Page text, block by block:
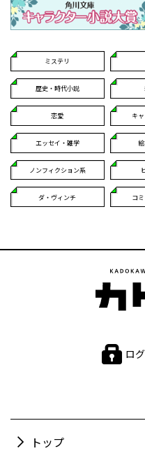
ミステリ
歴史・時代小説
恋愛 キ
エッセイ・雑学
ノンフィクション系
ダ・ヴィンチ コ
ロ
トップ